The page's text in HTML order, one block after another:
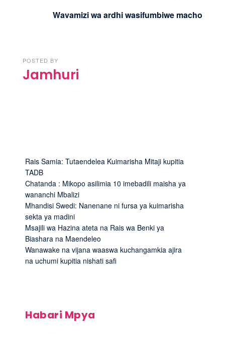
Wavamizi wa ardhi wasifumbiwe macho
POSTED BY
Jamhuri
Rais Samia: Tutaendelea Kuimarisha Mitaji kupitia
TADB
Chatanda : Mikopo asilimia 10 imebadili maisha ya
wananchi Mbalizi
Mhandisi Swedi: Nanenane ni fursa ya kuimarisha
sekta ya madini
Msajili wa Hazina ateta na Rais wa Benki ya
Biashara na Maendeleo
Wanawake na vijana waaswa kuchangamkia ajira
na uchumi kupitia nishati safi
Habari Mpya